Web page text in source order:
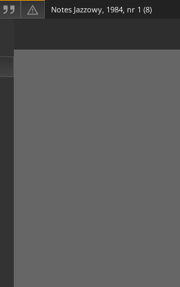
Notes Jazzowy, 1984, nr 1 (8)